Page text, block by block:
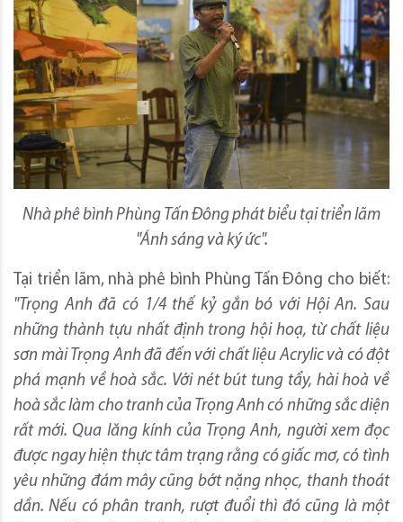
Nhà phê bình Phùng Tấn Đông phát biểu tại triển lãm
"Ánh sáng và ký ức".
Tại triển lãm, nhà phê bình Phùng Tấn Đông cho biết:
"Trọng Anh đã có 1/4 thế kỷ gắn bó với Hội An. Sau
những thành tựu nhất định trong hội hoạ, từ chất liệu
sơn mài Trọng Anh đã đến với chất liệu Acrylic và có đột
phá mạnh về hoà sắc. Với nét bút tung tẩy, hài hoà về
hoà sắc làm cho tranh của Trọng Anh có những sắc diện
rất mới. Qua lăng kính của Trọng Anh, người xem đọc
được ngay hiện thực tâm trạng rằng có giấc mơ, có tình
yêu những đám mây cũng bớt nặng nhọc, thanh thoát
dần. Nếu có phân tranh, rượt đuổi thì đó cũng là một